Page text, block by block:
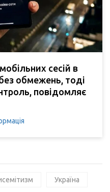
сесій в
обмежень, тоді
повідомляє
Україна